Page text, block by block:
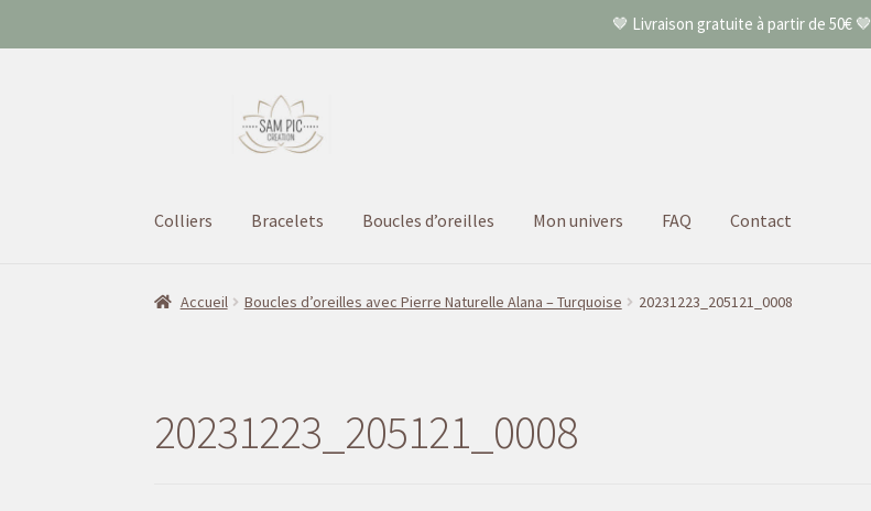
🤎 Livraison gratuite à partir de 50€ 🤎
Colliers Bracelets Boucles d’oreilles Mon univers FAQ Contact
Accueil Boucles d’oreilles avec Pierre Naturelle Alana – Turquoise 20231223_205121_0008
20231223_205121_0008